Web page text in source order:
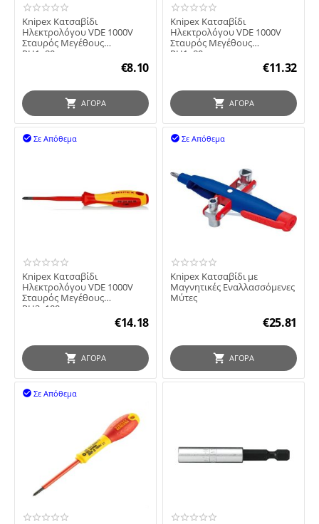
Knipex Κατσαβίδι
Ηλεκτρολόγου VDE 1000V
Σταυρός Μεγέθους
PH1x80mm
€8.10
ΑΓΟΡΆ
Knipex Κατσαβίδι
Ηλεκτρολόγου VDE 1000V
Σταυρός Μεγέθους
PH1x80mm
€11.32
ΑΓΟΡΆ
Σε Απόθεμα

Knipex Κατσαβίδι
Ηλεκτρολόγου VDE 1000V
Σταυρός Μεγέθους
PH2x100mm
€14.18
ΑΓΟΡΆ
Σε Απόθεμα

Knipex Κατσαβίδι με
Μαγνητικές Εναλλασσόμενες
Μύτες
€25.81
ΑΓΟΡΆ
Σε Απόθεμα
